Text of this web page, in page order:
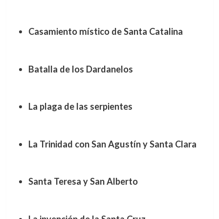
Casamiento místico de Santa Catalina
Batalla de los Dardanelos
La plaga de las serpientes
La Trinidad con San Agustín y Santa Clara
Santa Teresa y San Alberto